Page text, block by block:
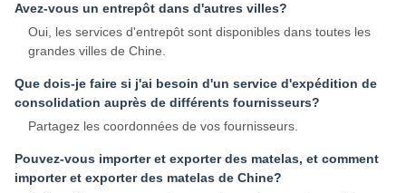
Avez-vous un entrepôt dans d'autres villes?
Oui, les services d'entrepôt sont disponibles dans toutes les
grandes villes de Chine.
Que dois-je faire si j'ai besoin d'un service d'expédition de
consolidation auprès de différents fournisseurs?
Partagez les coordonnées de vos fournisseurs.
Pouvez-vous importer et exporter des matelas, et comment
importer et exporter des matelas de Chine?